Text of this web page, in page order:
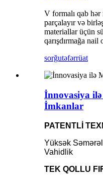
V formalı qab
parçalayır və
materiallar üçün
qarışdırmağa nail
sorğutəfərrüat
İnnovasiya
İmkanlar
PATENTLİ
Yüksək
Vahidlik
TEK QOLLU